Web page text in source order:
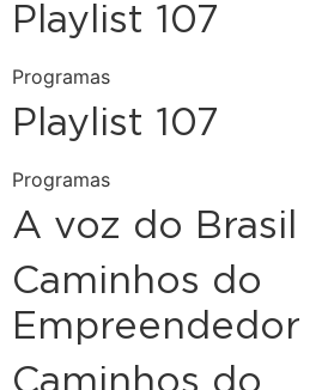
Playlist 107
Programas
Playlist 107
Programas
A voz do Brasil
Caminhos do
Empreendedor
Caminhos do